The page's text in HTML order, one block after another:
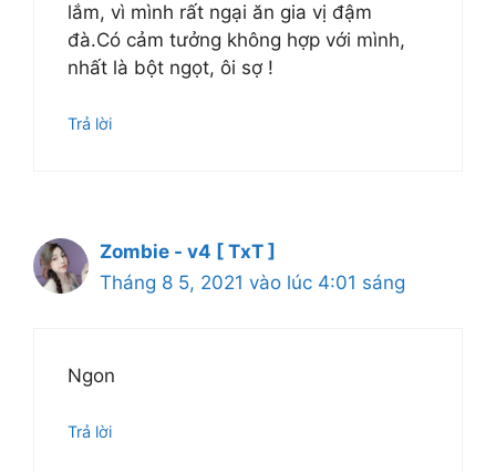
lắm, vì mình rất ngại ăn gia vị đậm
đà.Có cảm tưởng không hợp với mình,
nhất là bột ngọt, ôi sợ !
Trả lời
Zombie - v4 [ TxT ]
Tháng 8 5, 2021 vào lúc 4:01 sáng
Ngon
Trả lời